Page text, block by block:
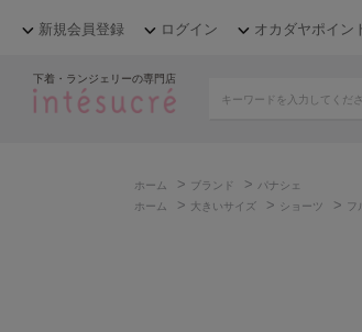
新規会員登録 ログイン オカダヤポイン
下着・ランジェリーの専門店
ホーム > ブランド > パナシェ
ホーム
> 大きいサイズ > ショーツ > フ